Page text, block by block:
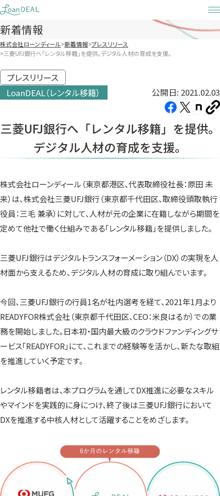
Skip
to
content
新着情報
株式会社ローンディール 新着情報 プレスリリース
三菱UFJ銀行へ「レンタル移籍」を提供。デジタル人材の育成を支援。
プレスリリース
LoanDEAL（レンタル移籍）
公開日: 2021.02.03
Facebook（新
い
タ
ブ
開
き
ま
す）
X（新
い
ブ
開
き
ま
す）
note（新
い
ブ
開
き
ま
す）
三菱UFJ銀行へ「レンタル移籍」を提供。
デジタル人材の育成を支援。
株式会社ローンディール（東京都港区、代表取締役社長：原田 未
来）は、株式会社三菱UFJ銀行（東京都千代田区、取締役頭取執行
役員：三毛 兼承）に対して、人材が元の企業に在籍しながら期間を
定めて他社で働く仕組みである「レンタル移籍」を提供しました。
三菱UFJ銀行はデジタルトランスフォーメーション（DX）の実現を人
材面から支えるため、デジタル人材の育成に取り組んでいます。
今回、三菱UFJ銀行の行員1名が社内選考を経て、2021年1月より
READYFOR株式会社（東京都千代田区、CEO：米良はるか）での業
務を開始しました。日本初・国内最大級のクラウドファンディングサ
ービス「READYFOR」にて、これまでの経験等を活かし、新たな取組
を推進していく予定です。
レンタル移籍者は、本プログラムを通してDX推進に必要なスキル
やマインドを実践的に身につけ、終了後は三菱UFJ銀行において
DXを推進する中核人材として活躍することをめざします。